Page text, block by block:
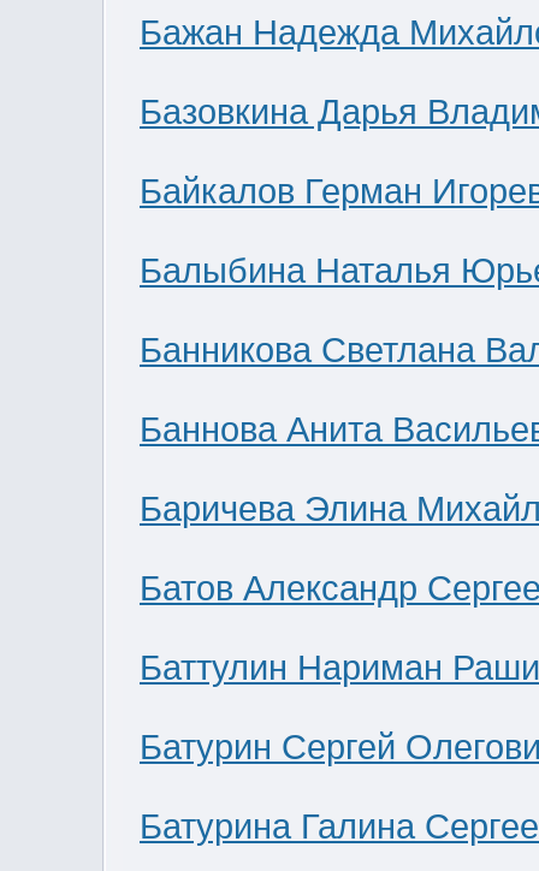
Бажан Надежда
Базовкина Дарья
Байкалов Герман
Балыбина Наталья
Банникова Светлана
Баннова Анита
Баричева Элина
Батов Александр
Баттулин Нариман
Батурин Сергей
Батурина Галина